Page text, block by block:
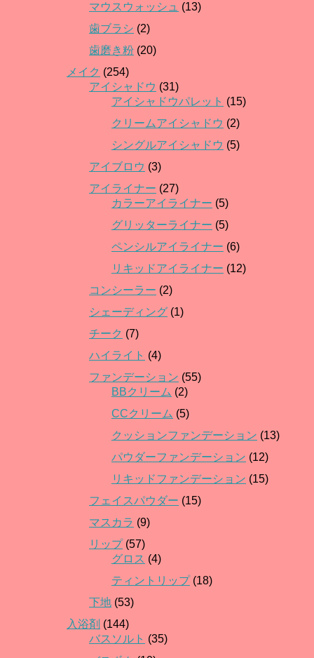
マウスウォッシュ (13)
歯ブラシ (2)
歯磨き粉 (20)
メイク (254)
アイシャドウ (31)
アイシャドウパレット (15)
クリームアイシャドウ (2)
シングルアイシャドウ (5)
アイブロウ (3)
アイライナー (27)
カラーアイライナー (5)
グリッターライナー (5)
ペンシルアイライナー (6)
リキッドアイライナー (12)
コンシーラー (2)
シェーディング (1)
チーク (7)
ハイライト (4)
ファンデーション (55)
BBクリーム (2)
CCクリーム (5)
クッションファンデーション (13)
パウダーファンデーション (12)
リキッドファンデーション (15)
フェイスパウダー (15)
マスカラ (9)
リップ(57)
グロス (4)
ティントリップ(18)
下地 (53)
入浴剤 (144)
バスソルト (35)